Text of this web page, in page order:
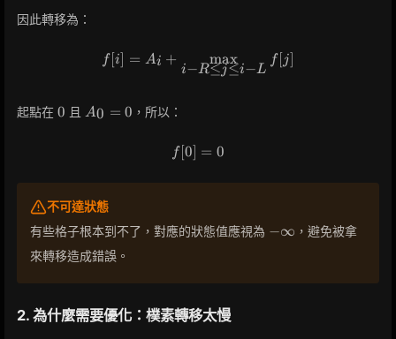
因此轉移為：
f[i] = A_i + \max_{i-R \le j
f [i] = Ai +
i−R≤j≤i−L
max f[j]
起點在 0
0 且 A_0=0
A0 = 0 ，所以：
f[0] = 0
f[0] = 0
不可達狀態
有些格子根本到不了，對應的狀態值應視為 -
−∞ ，避免被拿
來轉移造成錯誤。
2. 為什麼需要優化：樸素轉移太慢